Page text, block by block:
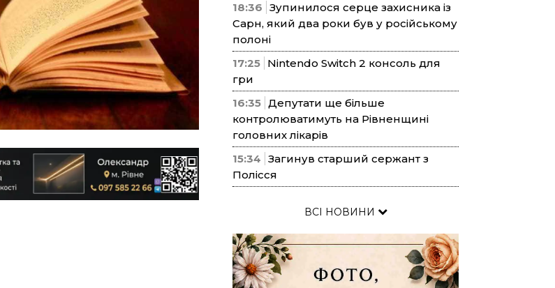
18:36 Зупинилося серце захисника із
Сарн, який два роки був у російському
полоні
17:25 Nintendo Switch 2 консоль для
гри
16:35 Депутати ще більше
контролюватимуть на Рівненщині
головних лікарів
15:34 Загинув старший сержант з
Полісся
ВСІ НОВИНИ